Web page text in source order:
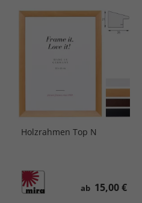
Holzrahmen Top N
ab 15,00 €